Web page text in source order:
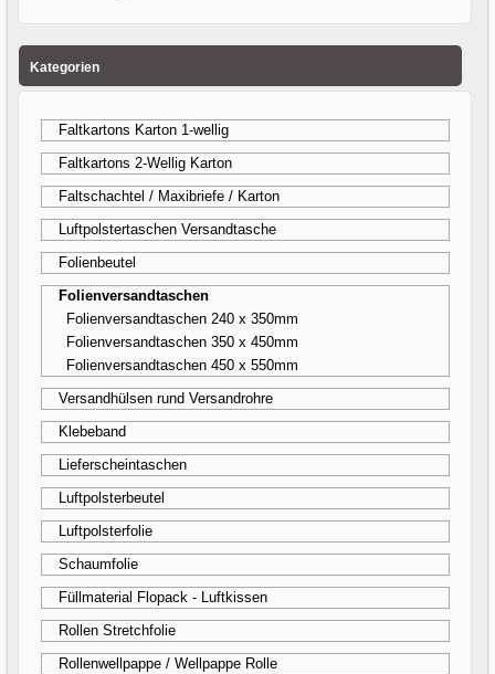
Kategorien
Faltkartons Karton 1-wellig
Faltkartons 2-Wellig Karton
Faltschachtel / Maxibriefe / Karton
Luftpolstertaschen Versandtasche
Folienbeutel
Folienversandtaschen
Folienversandtaschen 240 x 350mm
Folienversandtaschen 350 x 450mm
Folienversandtaschen 450 x 550mm
Versandhülsen rund Versandrohre
Klebeband
Lieferscheintaschen
Luftpolsterbeutel
Luftpolsterfolie
Schaumfolie
Füllmaterial Flopack - Luftkissen
Rollen Stretchfolie
Rollenwellpappe / Wellpappe Rolle